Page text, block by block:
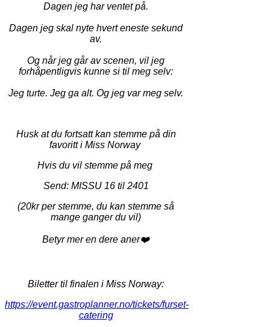
Dagen jeg har ventet på.
Dagen jeg skal nyte hvert eneste sekund
av.
Og når jeg går av scenen, vil jeg
forhåpentligvis kunne si til meg selv:
Jeg turte. Jeg ga alt. Og jeg var meg selv.
Husk at du fortsatt kan stemme på din
favoritt i Miss Norway
Hvis du vil stemme på meg
Send: MISSU 16 til 2401
(20kr per stemme, du kan stemme så
mange ganger du vil)
Betyr mer en dere aner❤️
Biletter til finalen i Miss Norway:
https://event.gastroplanner.no/tickets/furset-
catering